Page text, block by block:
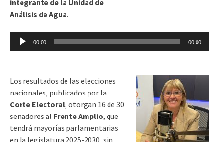
integrante de la Unidad de
Análisis de Agua.
Reproductor
00:00 00:00
Los resultados de las elecciones
nacionales, publicados por la
Corte Electoral, otorgan 16 de 30
senadores al Frente Amplio, que
tendrá mayorías parlamentarias
en la legislatura 2025-2030, sin